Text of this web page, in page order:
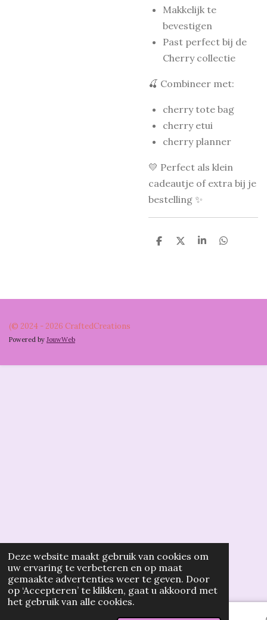
Deze website maakt gebruik van cookies om
uw ervaring te verbeteren en op maat
gemaakte advertenties weer te geven. Door
op ‘Accepteren’ te klikken, gaat u akkoord met
het gebruik van alle cookies.
Makkelijk te
bevestigen
Past perfect bij de
Cherry collectie
🍒 Combineer met:
cherry tote bag
cherry etui
cherry planner
💛 Perfect als klein
cadeautje of extra bij je
bestelling ✨
D
D
S
D
(© 2024 - 2026 CraftedCreations
Powered by JouwWeb